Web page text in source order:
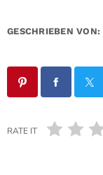
GESCHRIEBEN VON:
RATE IT